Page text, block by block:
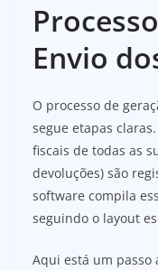
Envio
O processo de
segue etapas
fiscais de todas as
devoluções) são
software compila
seguindo o layout
Aqui está um passo